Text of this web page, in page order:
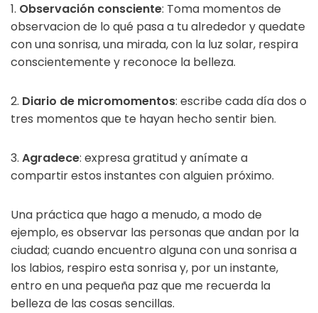
1. Observación consciente: Toma momentos de
observacion de lo qué pasa a tu alrededor y quedate
con una sonrisa, una mirada, con la luz solar, respira
conscientemente y reconoce la belleza.
2. Diario de micromomentos: escribe cada día dos o
tres momentos que te hayan hecho sentir bien.
3. Agradece: expresa gratitud y anímate a
compartir estos instantes con alguien próximo.
Una práctica que hago a menudo, a modo de
ejemplo, es observar las personas que andan por la
ciudad; cuando encuentro alguna con una sonrisa a
los labios, respiro esta sonrisa y, por un instante,
entro en una pequeña paz que me recuerda la
belleza de las cosas sencillas.